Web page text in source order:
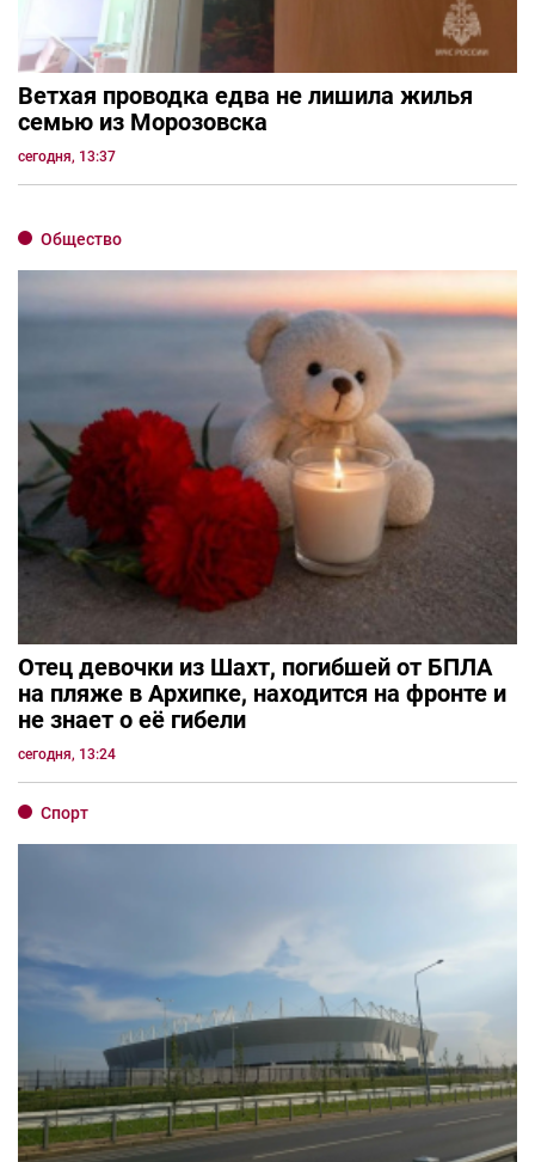
Ветхая проводка едва не лишила жилья
семью из Морозовска
сегодня, 13:37
Общество
Отец девочки из Шахт, погибшей от БПЛА
на пляже в Архипке, находится на фронте и
не знает о её гибели
сегодня, 13:24
Спорт